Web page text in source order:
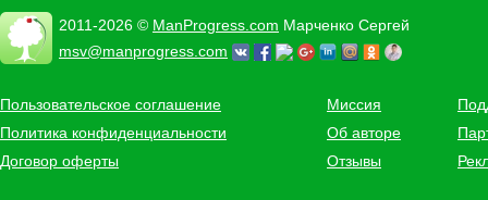
2011-2026 © ManProgress.com Марченко Сергей
msv@manprogress.com
Пользовательское соглашение
Политика конфиденциальности
Договор оферты
Миссия
Об авторе
Отзывы